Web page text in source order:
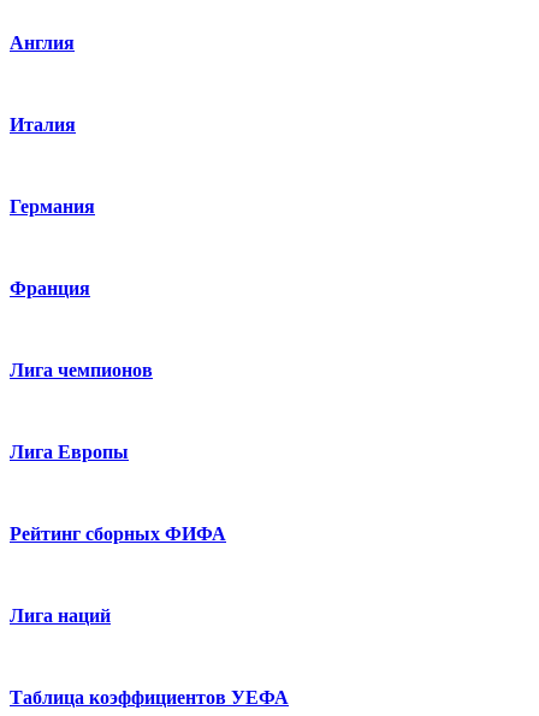
Англия
Италия
Германия
Франция
Лига чемпионов
Лига Европы
Рейтинг сборных ФИФА
Лига наций
Таблица коэффициентов УЕФА